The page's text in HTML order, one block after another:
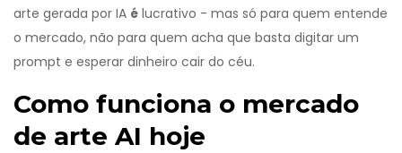
arte gerada por IA é lucrativo - mas só para quem entende
o mercado, não para quem acha que basta digitar um
prompt e esperar dinheiro cair do céu.
Como funciona o mercado
de arte AI hoje